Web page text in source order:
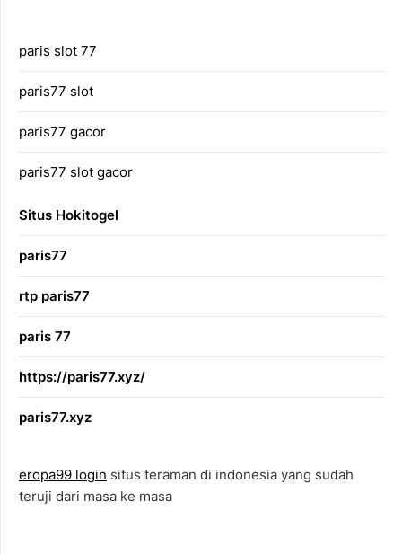
paris slot 77
paris77 slot
paris77 gacor
paris77 slot gacor
Situs Hokitogel
paris77
rtp paris77
paris 77
https://paris77.xyz/
paris77.xyz
eropa99 login situs teraman di indonesia yang sudah
teruji dari masa ke masa